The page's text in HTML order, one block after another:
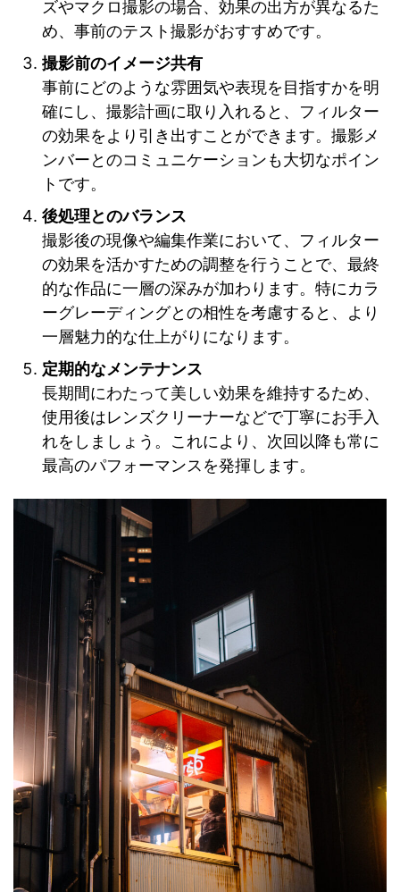
ズやマクロ撮影の場合、効果の出方が異なるた
め、事前のテスト撮影がおすすめです。
撮影前のイメージ共有
事前にどのような雰囲気や表現を目指すかを明
確にし、撮影計画に取り入れると、フィルター
の効果をより引き出すことができます。撮影メ
ンバーとのコミュニケーションも大切なポイン
トです。
後処理とのバランス
撮影後の現像や編集作業において、フィルター
の効果を活かすための調整を行うことで、最終
的な作品に一層の深みが加わります。特にカラ
ーグレーディングとの相性を考慮すると、より
一層魅力的な仕上がりになります。
定期的なメンテナンス
長期間にわたって美しい効果を維持するため、
使用後はレンズクリーナーなどで丁寧にお手入
れをしましょう。これにより、次回以降も常に
最高のパフォーマンスを発揮します。